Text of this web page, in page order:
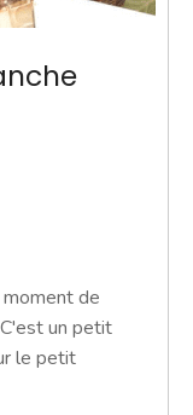
de
un petit
le petit